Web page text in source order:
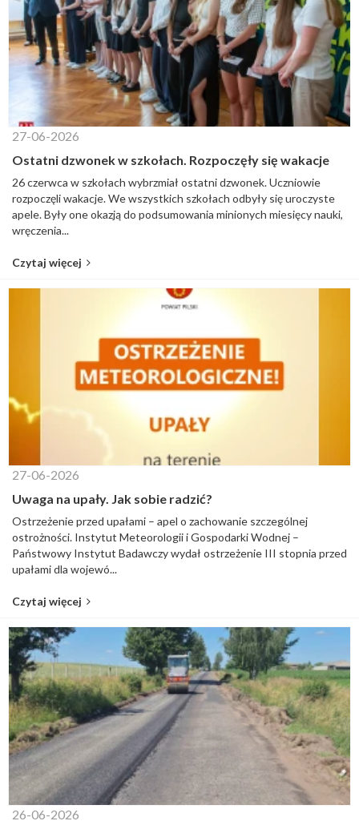
27-06-2026
Ostatni dzwonek w szkołach. Rozpoczęły się wakacje
26 czerwca w szkołach wybrzmiał ostatni dzwonek. Uczniowie
rozpoczęli wakacje. We wszystkich szkołach odbyły się uroczyste
apele. Były one okazją do podsumowania minionych miesięcy nauki,
wręczenia...
Czytaj więcej
27-06-2026
Uwaga na upały. Jak sobie radzić?
Ostrzeżenie przed upałami – apel o zachowanie szczególnej
ostrożności. Instytut Meteorologii i Gospodarki Wodnej –
Państwowy Instytut Badawczy wydał ostrzeżenie III stopnia przed
upałami dla wojewó...
Czytaj więcej
26-06-2026